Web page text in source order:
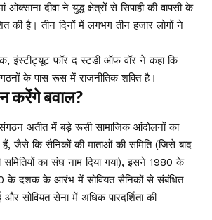
ओक्साना दीवा ने युद्ध क्षेत्रों से सिपाही की वापसी के
की है। तीन दिनों में लगभग तीन हजार लोगों ने
इंस्टीट्यूट फॉर द स्टडी ऑफ वॉर ने कहा कि
के पास रूस में राजनीतिक शक्ति है।
करेंगे बवाल?
अतीत में बड़े रूसी सामाजिक आंदोलनों का
जैसे कि सैनिकों की माताओं की समिति (जिसे बाद
का संघ नाम दिया गया), इसने 1980 के
दशक के आरंभ में सोवियत सैनिकों से संबंधित
और सोवियत सेना में अधिक पारदर्शिता की